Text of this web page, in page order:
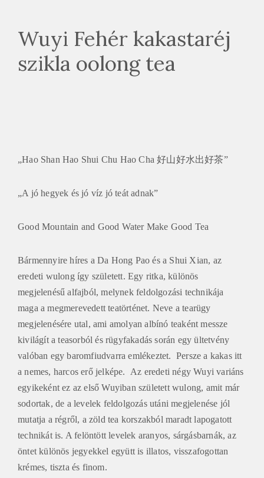
Wuyi Fehér kakastaréj
szikla oolong tea
„Hao Shan Hao Shui Chu Hao Cha 好山好水出好茶”
„A jó hegyek és jó víz jó teát adnak”
Good Mountain and Good Water Make Good Tea
Bármennyire híres a Da Hong Pao és a Shui Xian, az
eredeti wulong így született. Egy ritka, különös
megjelenésű alfajból, melynek feldolgozási technikája
maga a megmerevedett teatörténet. Neve a tearügy
megjelenésére utal, ami amolyan albínó teaként messze
kivilágít a teasorból és rügyfakadás során egy ültetvény
valóban egy baromfiudvarra emlékeztet. Persze a kakas itt
a nemes, harcos erő jelképe. Az eredeti négy Wuyi variáns
egyikeként ez az első Wuyiban született wulong, amit már
sodortak, de a levelek feldolgozás utáni megjelenése jól
mutatja a régről, a zöld tea korszakból maradt lapogatott
technikát is. A felöntött levelek aranyos, sárgásbarnák, az
öntet különös jegyekkel együtt is illatos, visszafogottan
krémes, tiszta és finom.